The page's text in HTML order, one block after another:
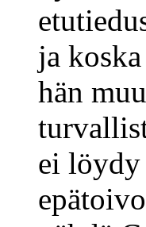
ja
hän
ei löydy